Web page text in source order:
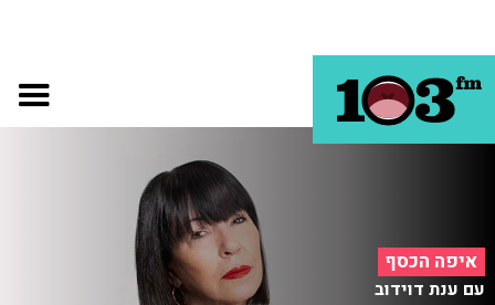
איפה הכסף
עם ענת דוידוב